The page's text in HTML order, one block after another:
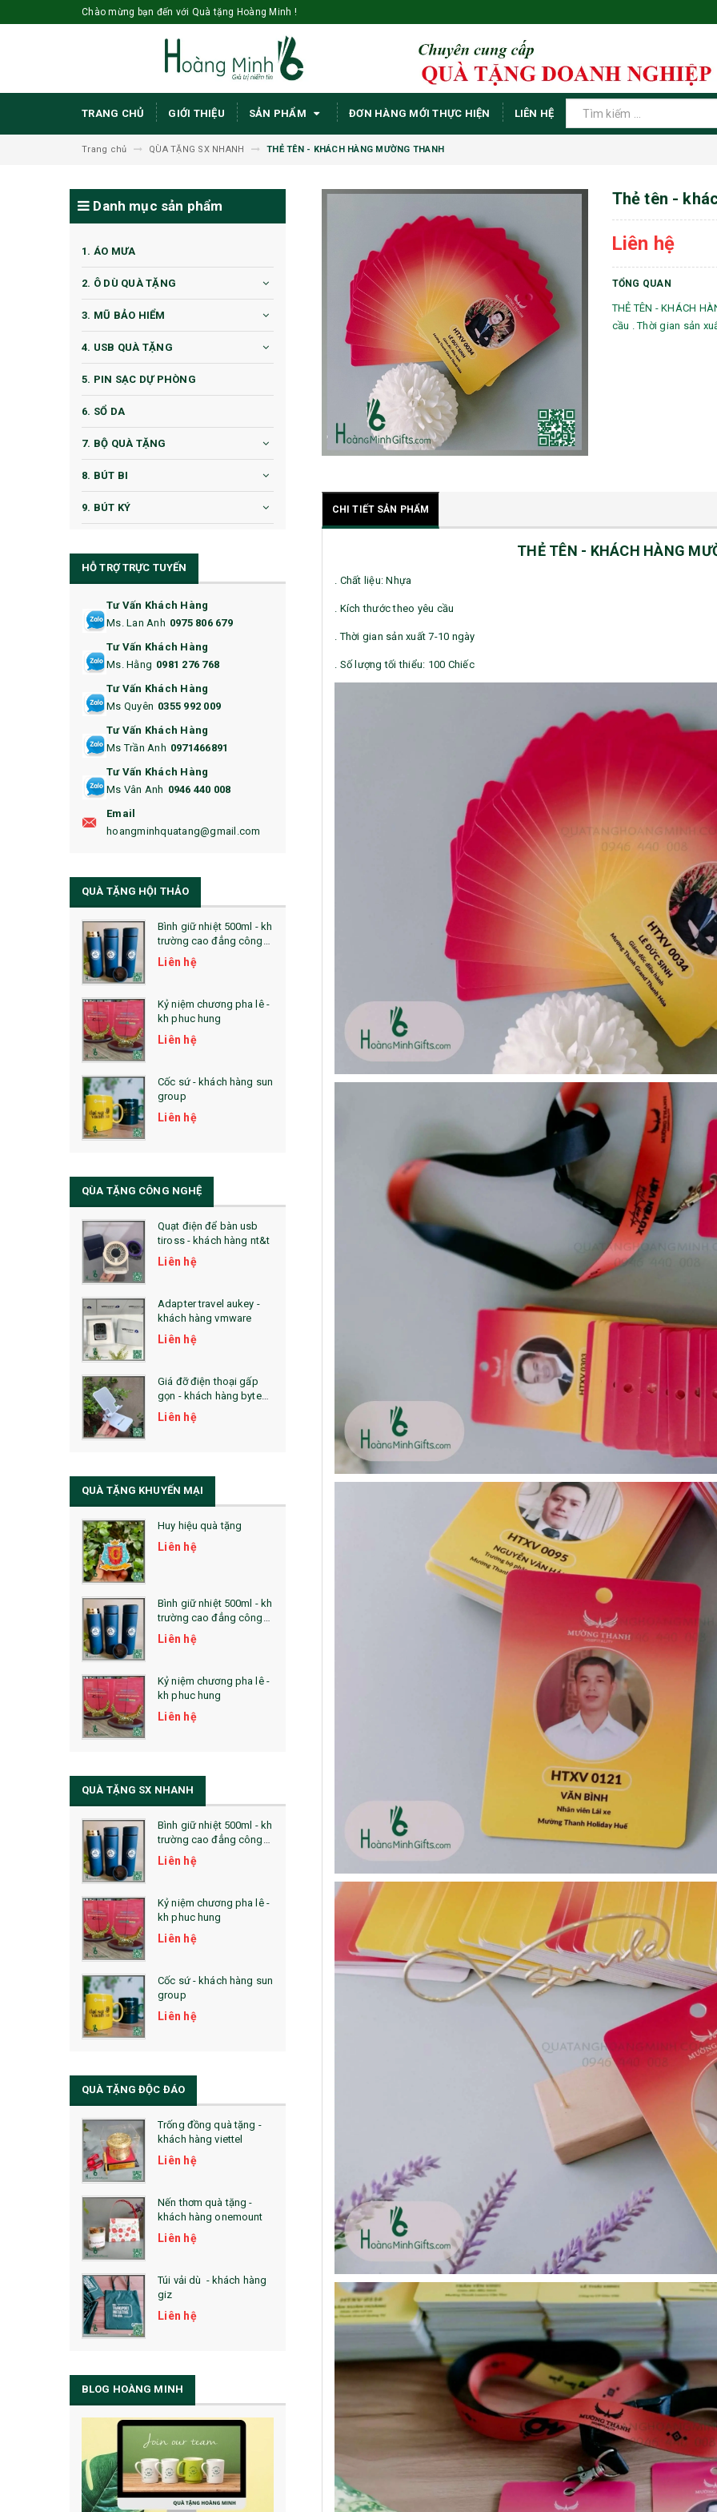
Chào mừng bạn đến với Quà tặng Hoàng Minh !
TRANG CHỦ GIỚI THIỆU SẢN PHẨM ĐƠN HÀNG MỚI THỰC HIỆN LIÊN HỆ
Trang chủ QÙA TẶNG SX NHANH THẺ TÊN - KHÁCH HÀNG MƯỜNG THANH
Thẻ tên -
Liên hệ
TỔNG QUAN
THẺ TÊN - KHÁCH
cầu . Thời gian sản
CHI TIẾT SẢN PHẨM
THẺ TÊN - KHÁCH HÀNG
. Chất liệu: Nhựa
. Kích thước theo yêu cầu
. Thời gian sản xuất 7-10 ngày
. Số lượng tối thiểu: 100 Chiếc
Danh mục sản phẩm
1. ÁO MƯA
2. Ô DÙ QUÀ TẶNG
3. MŨ BẢO HIỂM
4. USB QUÀ TẶNG
5. PIN SẠC DỰ PHÒNG
6. SỔ DA
7. BỘ QUÀ TẶNG
8. BÚT BI
9. BÚT KÝ
11. CỐC/BÌNH GIỮ NHIỆT
12. BÌNH NƯỚC
14. HỘP/VÍ ĐỰNG NAMECARD
15. BỘ BẤM MÓNG
16. BAO HỘ CHIẾU
18. ẤM CHÉN QUÀ TẶNG
19. ĐỒNG HỒ TREO TƯỜNG
22. ĐỒNG HỒ ĐỂ BÀN
23. QÙA TẶNG ĐỘC ĐÁO
24. QÙA TẶNG PHA LÊ
25. QUÀ TẶNG GLASSLOCK
26. QUÀ TẶNG LUMINARC
28. BỘ ĐỒ ĂN CAO CẤP
29. MÓC KHOÁ
31. TÚI VẢI KHÔNG DỆT
33. MŨ LƯỠI TRAI
36. QUẠT NHỰA QUẢNG CÁO
QUÀ TẶNG KHUYẾN MẠI
QUÀ TẶNG SX NHANH
QUÀ TẶNG HỘI THẢO
QUÀ TẶNG CÔNG NGHỆ
SẢN PHẨM ĐÃ THỰC HIỆN
QUÀ TẶNG SỨC KHỎE
La Fonte
Sổ Sạc Đa Năng
Sổ Lò Xo
HỖ TRỢ TRỰC TUYẾN
Tư Vấn Khách Hàng
Ms. Lan Anh 0975 806 679
Tư Vấn Khách Hàng
Ms. Hằng 0981 276 768
Tư Vấn Khách Hàng
Ms Quyên 0355 992 009
Tư Vấn Khách Hàng
Ms Trần Anh 0971466891
Tư Vấn Khách Hàng
Ms Vân Anh 0946 440 008
Email
hoangminhquatang@gmail.com
QUÀ TẶNG HỘI THẢO
Bình giữ nhiệt 500ml - kh
trường cao đẳng công
nghệ bách khoa hà nội
Liên hệ
Kỷ niệm chương pha lê -
kh phuc hung
Liên hệ
Cốc sứ - khách hàng sun
group
Liên hệ
Bộ sổ bút cao cấp -
khách hàng evs
Pin sạc dự phòng hoco
j82 10.000mah - khách
hàng nam thắng
Liên hệ
Ô gấp 3 bán tự động -
Bình thủy tinh lọc trà -
khách hàng div
Liên hệ
Bình nước thủy tinh có
dây xách
Liên hệ
Cốc giữ nhiệt 500ml
Liên hệ
QÙA TẶNG CÔNG NGHỆ
Quạt điện để bàn usb
tiross - khách hàng nt&t
Liên hệ
Adapter travel aukey -
khách hàng vmware
Liên hệ
Giá đỡ điện thoại gấp
gọn - khách hàng byte
plus
Liên hệ
Đế để ipad remax rm
600 in logo theo yêu cầu
Liên hệ
Chuột không dây 2.4g
hoco gm14 - cscv2025
Liên hệ
Pin sạc hoco j108 -
khách hàng nt&t
Liên hệ
Lót chuột in logo -
khách hàng commvault
QUÀ TẶNG KHUYẾN MẠI
Huy hiệu quà tặng
Liên hệ
Bình giữ nhiệt 500ml - kh
trường cao đẳng công
nghệ bách khoa hà nội
Liên hệ
Kỷ niệm chương pha lê -
kh phuc hung
Liên hệ
Cốc sứ - khách hàng sun
Pin sạc dự phòng hoco
Bình thủy tinh lọc trà -
khách hàng div
Bình nước thủy tinh có
dây xách
Liên hệ
Cốc giữ nhiệt 500ml
Liên hệ
QUÀ TẶNG SX NHANH
Bình giữ nhiệt 500ml - kh
trường cao đẳng công
nghệ bách khoa hà nội
Liên hệ
Kỷ niệm chương pha lê -
kh phuc hung
Liên hệ
Cốc sứ - khách hàng sun
group
Liên hệ
Bộ sổ bút cao cấp -
khách hàng evs
Liên hệ
Pin sạc dự phòng hoco
j82 10.000mah - khách
hàng nam thắng
Bình nước thủy tinh có
dây xách
Cốc giữ nhiệt 500ml
Liên hệ
Pin sạc dự phòng hoco
j82 10.000mah - khách
hàng synnex fpt
Liên hệ
Hộp namecard kim loại
QUÀ TẶNG ĐỘC ĐÁO
Trống đồng quà tặng -
khách hàng viettel
Liên hệ
Nến thơm quà tặng -
khách hàng onemount
Liên hệ
Túi vải dù - khách hàng
giz
Liên hệ
Liên hệ
Mũ bảo hộ hàn quốc
sseda - onehousing
Liên hệ
Vòng đeo tay cao su in
logo - khách hàng sun
Liên hệ
Loa bluetooth
soundcore ace a1 a3151
- kh cmc corporation
Liên hệ
Loa bluetooth kimiso
bs02 - kh vicem
Liên hệ
Móc khóa mica dẻo -
khách hàng viện quản trị
kinh doanh
Liên hệ
BLOG HOÀNG MINH